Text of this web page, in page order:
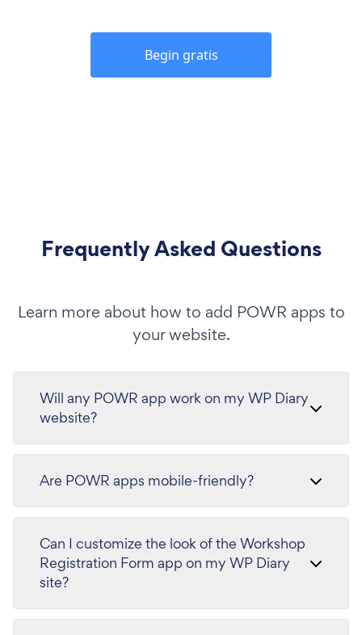
Begin gratis
Frequently Asked Questions
Learn more about how to add POWR apps to
your website.
Will any POWR app work on my WP Diary
website?
Are POWR apps mobile-friendly?
Can I customize the look of the Workshop
Registration Form app on my WP Diary
site?